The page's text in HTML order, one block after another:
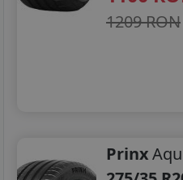
1209 RON
Prinx